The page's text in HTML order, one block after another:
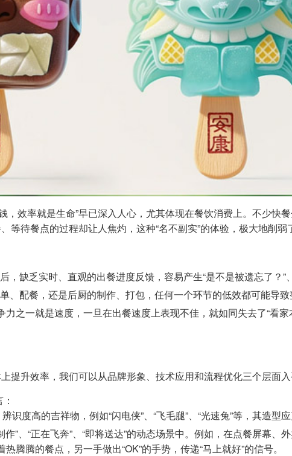
，效率就是生命”早已深入人心，尤其体现在餐饮消费上。不少快
等待餐点的过程却让人焦灼，这种“名不副实”的体验，极大地削弱
，缺乏实时、直观的出餐进度反馈，容易产生“是不是被遗忘了？”
、配餐，还是后厨的制作、打包，任何一个环节的低效都可能导
力之一就是速度，一旦在出餐速度上表现不佳，就如同失去了“看
提升效率，我们可以从品牌形象、技术应用和流程优化三个层面入
识度高的吉祥物，例如“闪电侠”、“飞毛腿”、“光速兔”等，其造型
作”、“正在飞奔”、“即将送达”的动态场景中。例如，在点餐屏幕
腾腾的餐点，另一手做出“OK”的手势，传递“马上就好”的信号。